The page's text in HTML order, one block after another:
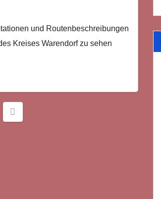
und Routenbeschreibungen
Kreises Warendorf zu sehen